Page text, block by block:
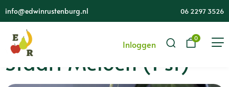
info@edwinrustenburg.nl 06 2297 3526
Inloggen
0
Staart Meloen (1 st)